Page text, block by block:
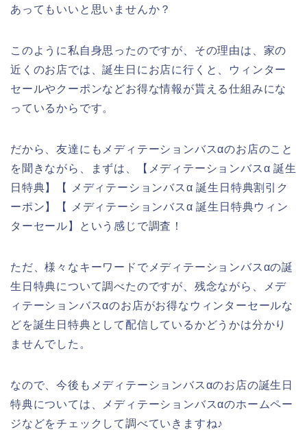
あってもいいと思いませんか？
このように私自身思ったのですが、その理由は、家の
近くのお店では、誕生日にお店に行くと、ウィンター
セールやクーポンなどお得な情報が貰える仕組みにな
っているからです。
だから、友達にもメディテーションバスαのお店のこと
を聞きながら、まずは、【メディテーションバスα 誕生
日特典】【 メディテーションバスα 誕生日特典割引ク
ーポン】【 メディテーションバスα 誕生日特典ウィン
ターセール】という感じで調査！
ただ、様々なキーワードでメディテーションバスαの誕
生日特典について調べたのですが、残念ながら、メデ
ィテーションバスαのお店がお得なウィンターセールな
どを誕生日特典として配信しているかどうかは分かり
ませんでした。
なので、今後もメディテーションバスαのお店の誕生日
特典については、メディテーションバスαのホームペー
ジなどをチェックして調べていきますね♪